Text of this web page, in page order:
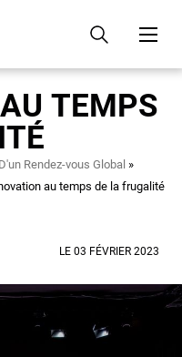
TEMPS
Rendez-vous Global
au temps de la frugalité
LE 03 FÉVRIER 2023